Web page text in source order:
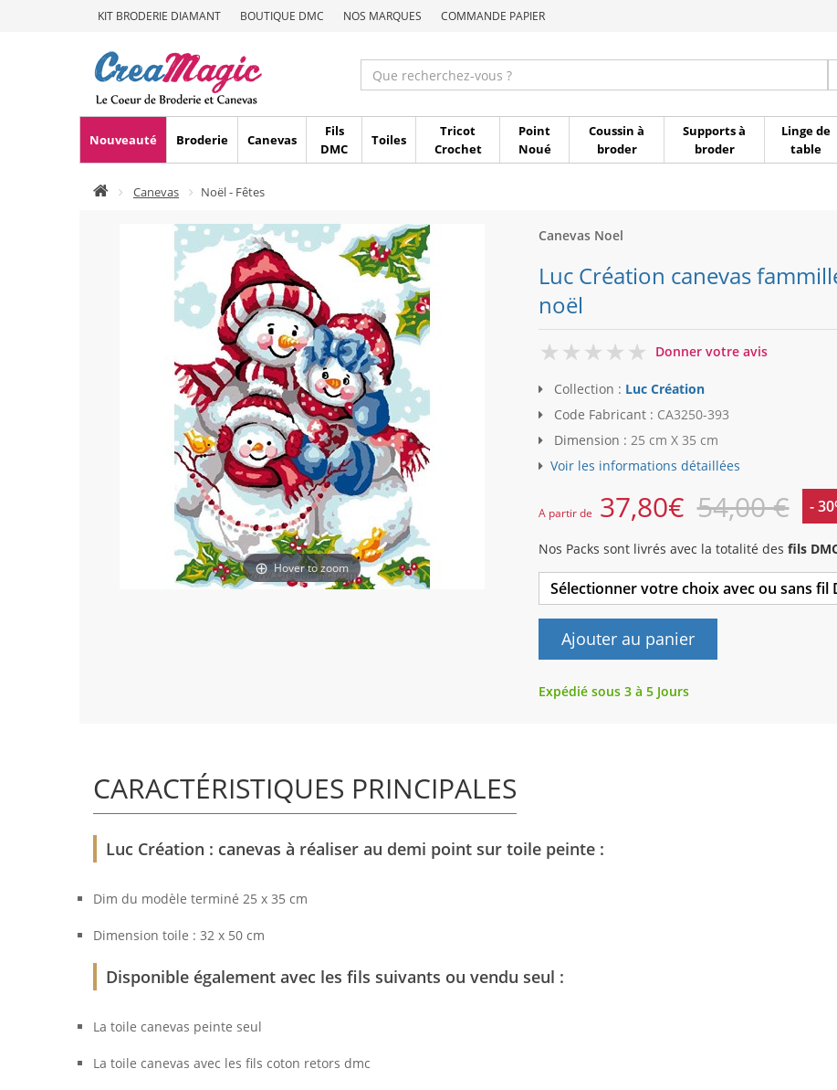
KIT BRODERIE DIAMANT BOUTIQUE DMC NOS MARQUES COMMANDE PAPIER
Nouveauté Broderie Canevas
Fils
DMC
Toiles
Tricot
Crochet
Point
Noué
Coussin à
broder
Supports à
broder
Linge de
table
Canevas Noël - Fêtes
Hover to zoom
Canevas Noel
Luc Création canevas
noël
0
Donner votre avis
Collection : Luc Création
Code Fabricant : CA3250-393
Dimension : 25 cm X 35 cm
Voir les informations détaillées
A partir de 37,80€ 54,00 € -
Nos Packs sont livrés avec la totalité des fils
Sélectionner votre choix avec ou sans fil
Ajouter au panier
Expédié sous 3 à 5 Jours
CARACTÉRISTIQUES PRINCIPALES
Luc Création : canevas à réaliser au demi point sur toile peinte :
Dim du modèle terminé 25 x 35 cm
Dimension toile : 32 x 50 cm
Disponible également avec les fils suivants ou vendu seul :
La toile canevas peinte seul
La toile canevas avec les fils coton retors dmc